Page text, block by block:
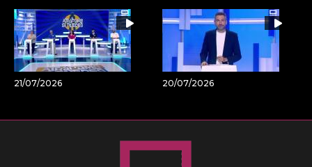
21/07/2026 20/07/2026